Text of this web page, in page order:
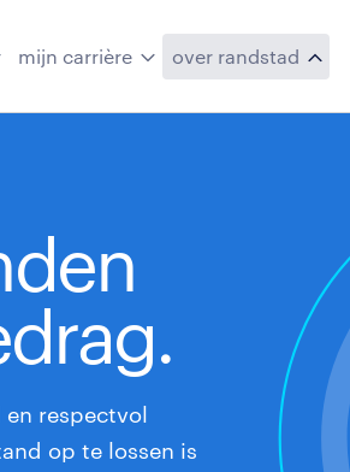
mijn carrière over randstad
respectvol
op te lossen is